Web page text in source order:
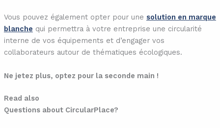
Vous pouvez également opter pour une solution en marque
blanche qui permettra à votre entreprise une circularité
interne de vos équipements et d’engager vos
collaborateurs autour de thématiques écologiques.
Ne jetez plus, optez pour la seconde main !
Read also
Questions about CircularPlace?